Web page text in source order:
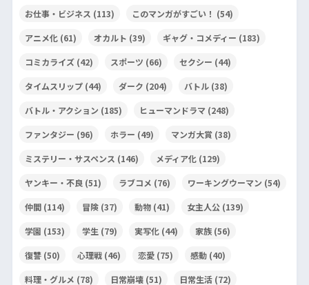
お仕事・ビジネス (113) このマンガがすごい！ (54)
アニメ化(61) オカルト (39) ギャグ・コメディー (183)
コミカライズ(42) スポーツ (66) セクシー (44)
タイムスリップ(44) ダーク (204) バトル(38)
バトル・アクション (185) ヒューマンドラマ(248)
ファンタジー (96) ホラー (49) マンガ大賞(38)
ミステリー・サスペンス (146) メディア化(129)
ヤンキー・不良(51) ラブコメ (76) ワーキングウーマン (54)
仲間(114) 冒険(37) 動物(41) 女主人公(139)
学園 (153) 学生 (79) 実写化(44) 家族(56)
復讐(50) 心理戦(46) 恋愛(75) 感動(40)
料理・グルメ (78) 日常崩壊(51) 日常生活(72)